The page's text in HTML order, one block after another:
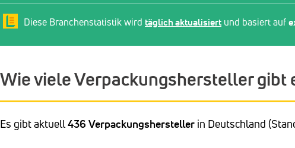
Diese Branchenstatistik wird täglich aktualisiert und basiert auf
Wie viele Verpackungshersteller gibt
Es gibt aktuell436 Verpackungshersteller in Deutschland